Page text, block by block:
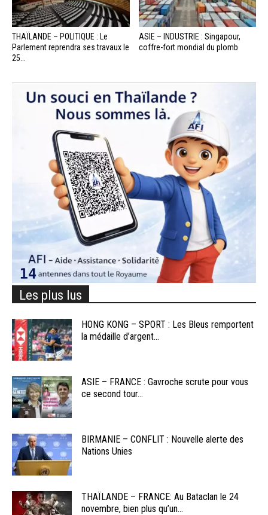
THAÏLANDE – POLITIQUE : Le
Parlement reprendra ses travaux le
25...
ASIE – INDUSTRIE : Singapour,
coffre-fort mondial du plomb
Les plus lus
HONG KONG – SPORT : Les Bleus remportent
la médaille d’argent...
ASIE – FRANCE : Gavroche scrute pour vous
ce second tour...
BIRMANIE – CONFLIT : Nouvelle alerte des
Nations Unies
THAÏLANDE – FRANCE: Au Bataclan le 24
novembre, bien plus qu’un...